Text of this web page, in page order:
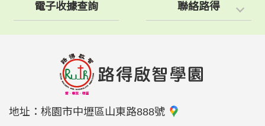
電子收據查詢 聯絡路得
地址： 桃園市中壢區山東路888號